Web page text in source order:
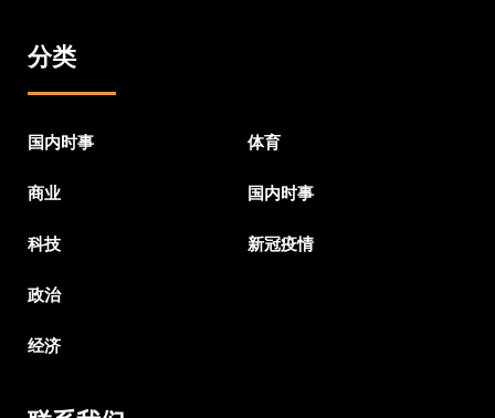
分类
国内时事
商业
科技
政治
经济
体育
国内时事
新冠疫情